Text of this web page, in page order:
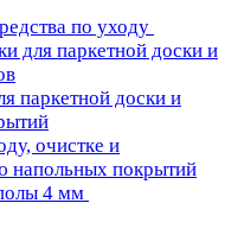
по уходу
для паркетной доски и
паркетной доски и
очистке и
напольных покрытий
4 мм